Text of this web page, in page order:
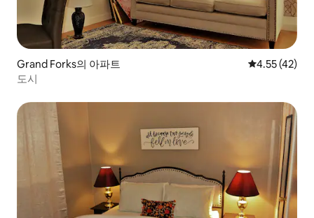
Grand Forks의 아파트 평점 4.55점
4.55 (42)
도시